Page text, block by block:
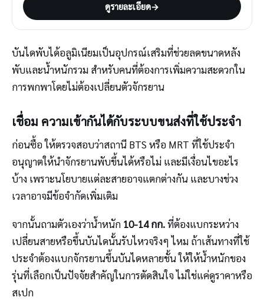
ดูรายละเอียด→
บันไดพับได้อลูมิเนียมเป็นอุปกรณ์เสริมที่ช่วยลดขนาดหลัง
พับและน้ำหนักรวม สำหรับคนที่ต้องการเพิ่มความสะดวกใน
การพกพาโดยไม่ต้องเปลี่ยนตัวจักรยาน
เชื่อม ความเข้ากันได้กับระบบขนส่งที่ใช้ประจำ
ก่อนซื้อ ให้ตรวจสอบว่าสถานี BTS หรือ MRT ที่ใช้ประจำ
อนุญาตให้นำจักรยานพับขึ้นได้หรือไม่ และมีเงื่อนไขอะไร
บ้าง เพราะนโยบายแต่ละสายอาจแตกต่างกัน และบางช่วง
เวลาอาจมีข้อจำกัดเพิ่มเติม
จากนั้นถามตัวเองว่าน้ำหนัก 10-14 กก.ที่ต้องแบกระหว่าง
เปลี่ยนสายหรือขึ้นบันไดนั้นรับไหวจริงๆ ไหม ถ้าเส้นทางที่ใช้
ประจำต้องแบกจักรยานขึ้นบันไดหลายชั้น ให้ให้น้ำหนักของ
รุ่นที่เลือกเป็นปัจจัยสำคัญในการตัดสินใจ ไม่ใช่แค่ดูราคาหรือ
สเปก